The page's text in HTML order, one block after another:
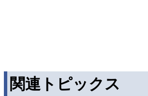
関連トピックス